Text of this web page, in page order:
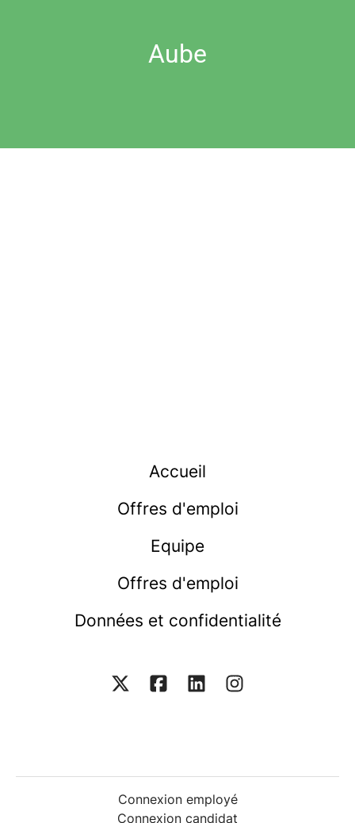
Aube
Accueil
Offres d'emploi
Equipe
Offres d'emploi
Données et confidentialité
Connexion employé
Connexion candidat